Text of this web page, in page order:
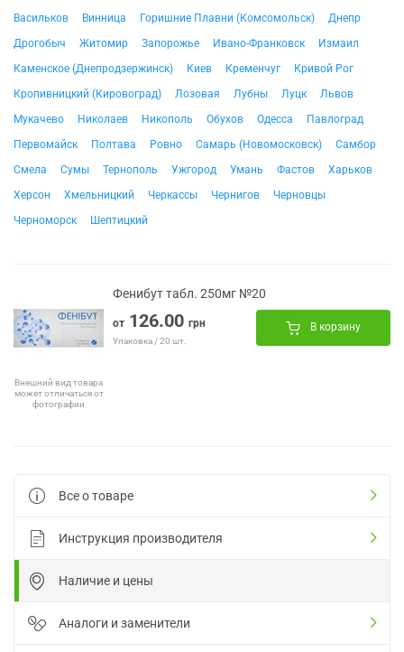
Васильков
Винница Горишние Плавни (Комсомольск)
Днепр
Дрогобыч
Житомир Запорожье Ивано-Франковск
Измаил
Каменское (Днепродзержинск)
Киев Кременчуг
Кривой Рог
Кропивницкий (Кировоград)
Лозовая Лубны Луцк
Львов
Мукачево
Николаев Никополь Обухов Одесса
Павлоград
Первомайск
Полтава Ровно Самарь (Новомосковск)
Самбор
Смела
Сумы Тернополь Ужгород Умань Фастов
Харьков
Херсон
Хмельницкий Черкассы Чернигов
Черновцы
Черноморск
Шептицкий
Внешний вид товара
может отличаться от
фотографии
Фенибут табл. 250мг №20
от 126.00 грн
Упаковка / 20 шт.
В корзину
Все о товаре
Инструкция производителя
Наличие и цены
Аналоги и заменители